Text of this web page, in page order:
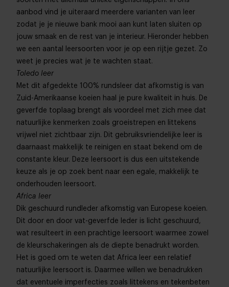
aanbod vind je uiteraard meerdere varianten van leer
zodat je je nieuwe bank mooi aan kunt laten sluiten op
jouw smaak en de rest van je interieur. Hieronder hebben
we een aantal leersoorten voor je op een rijtje gezet. Zo
weet je precies wat je te wachten staat.
Toledo leer
Met dit afgedekte 100% rundsleer dat afkomstig is van
Zuid-Amerikaanse koeien haal je pure kwaliteit in huis. De
geverfde toplaag brengt als voordeel met zich mee dat
natuurlijke kenmerken zoals groeistrepen en littekens
vrijwel niet zichtbaar zijn. Dit gebruiksvriendelijke leer is
daarnaast makkelijk te reinigen en staat bekend om de
constante kleur. Deze leersoort is dus een uitstekende
keuze als je op zoek bent naar een egale, makkelijk te
onderhouden leersoort.
Africa leer
Dik geschuurd rundleder afkomstig van Europese koeien.
Dit door en door vat-geverfde leder is licht geschuurd,
wat resulteert in een prachtige leersoort waarmee zowel
de kleurschakeringen als de diepte benadrukt worden.
Het is goed om te weten dat Africa leer een relatief
natuurlijke leersoort is. Daarmee willen we benadrukken
dat eventuele imperfecties zoals littekens en tekenbeten